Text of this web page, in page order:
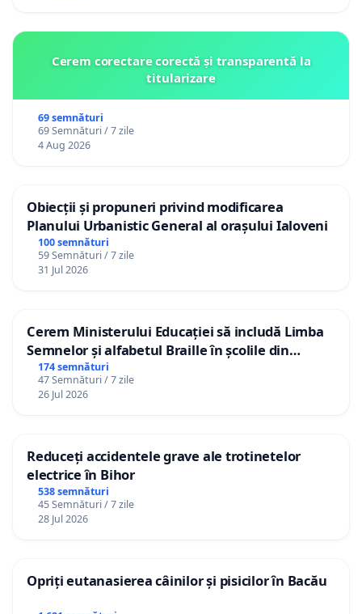
Cerem corectare corectă și transparentă la
titularizare
69 semnături
69 Semnături / 7 zile
4 Aug 2026
Obiecții și propuneri privind modificarea
Planului Urbanistic General al orașului Ialoveni
100 semnături
59 Semnături / 7 zile
31 Jul 2026
Cerem Ministerului Educației să includă Limba
Semnelor și alfabetul Braille în școlile din
Republica Moldova!
174 semnături
47 Semnături / 7 zile
26 Jul 2026
Reduceți accidentele grave ale trotinetelor
electrice în Bihor
538 semnături
45 Semnături / 7 zile
28 Jul 2026
Opriți eutanasierea câinilor și pisicilor în Bacău